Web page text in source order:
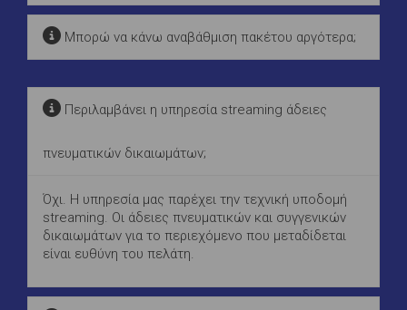
Μπορώ να κάνω αναβάθμιση πακέτου αργότερα;
Περιλαμβάνει η υπηρεσία streaming άδειες
πνευματικών δικαιωμάτων;
Όχι. Η υπηρεσία μας παρέχει την τεχνική υποδομή
streaming. Οι άδειες πνευματικών και συγγενικών
δικαιωμάτων για το περιεχόμενο που μεταδίδεται
είναι ευθύνη του πελάτη.